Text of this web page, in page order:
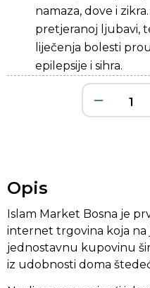
namaza, dove i
pretjeranoj ljubavi,
liječenja bolesti
epilepsije i sihra.
Opis
Islam Market Bosna je
internet trgovina koja
jednostavnu kupovinu
iz udobnosti doma